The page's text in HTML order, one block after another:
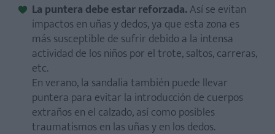
La puntera debe estar reforzada.Así se evitan
impactos en uñas y dedos, ya que esta zona es
más susceptible de sufrir debido a la intensa
actividad de los niños por el trote, saltos, carreras,
etc.
En verano, la sandalia también puede llevar
puntera para evitar la introducción de cuerpos
extraños en el calzado, así como posibles
traumatismos en las uñas y en los dedos.